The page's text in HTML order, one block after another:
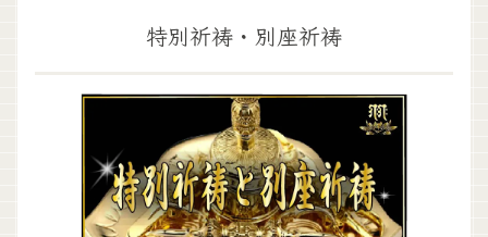
特別祈祷・別座祈祷